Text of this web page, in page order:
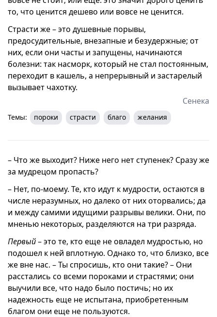
то, что ценится дешево или вовсе не ценится.
Страсти же – это душевные порывы,
предосудительные, внезапные и безудержные; от
них, если они часты и запущены, начинаются
болезни: так насморк, который не стал постоянным,
переходит в кашель, а непрерывный и застарелый
вызывает чахотку.
Сенека
Темы: пороки страсти благо желания
– Что же выходит? Ниже него нет ступенек? Сразу же
за мудрецом пропасть?
– Нет, по-моему. Те, кто идут к мудрости, остаются в
числе неразумных, но далеко от них оторвались; да
и между самими идущими разрывы велики. Они, по
мненью некоторых, разделяются на три разряда.
Первый– это те, кто еще не овладел мудростью, но
подошел к ней вплотную. Однако то, что близко, все
же вне нас. – Ты спросишь, кто они такие? – Они
расстались со всеми пороками и страстями; они
выучили все, что надо было постичь; но их
надежность еще не испытана, приобретенным
благом они еще не пользуются.